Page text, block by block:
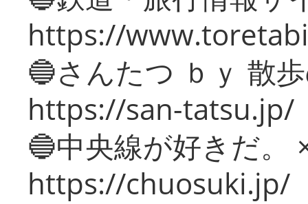
https://
🔵さんたつ ｂｙ 散
https://san-tatsu.jp/
🔵中央線が好きだ。
https://chuosuki.jp/